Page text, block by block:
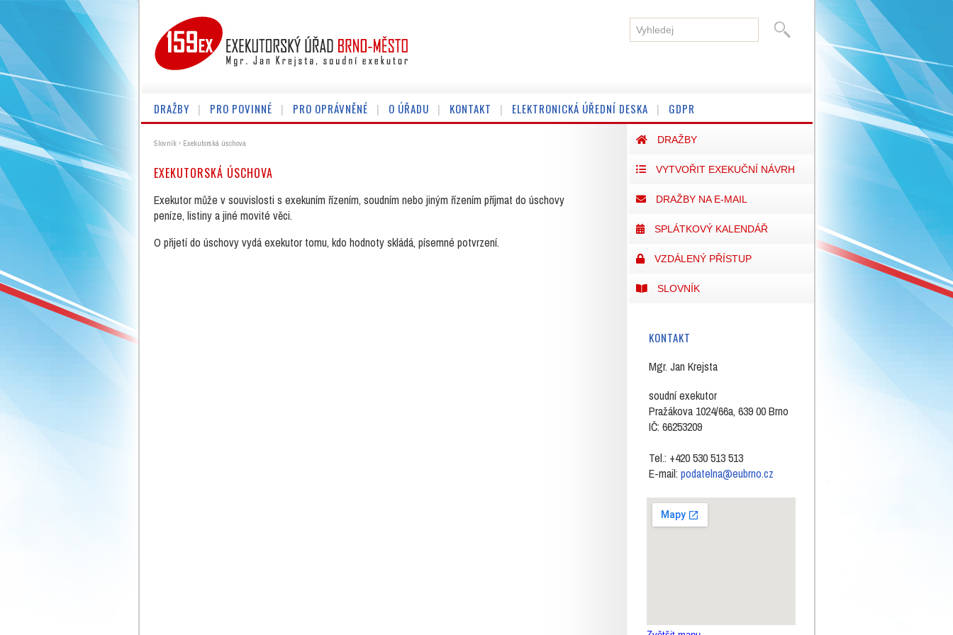
DRAŽBY PRO POVINNÉ PRO OPRÁVNĚNÉ O ÚŘADU KONTAKT ELEKTRONICKÁ ÚŘEDNÍ DESKA GDPR
DRAŽBY
VYTVOŘIT EXEKUČNÍ NÁVRH
DRAŽBY NA E-MAIL
SPLÁTKOVÝ KALENDÁŘ
VZDÁLENÝ PŘÍSTUP
SLOVNÍK
KONTAKT
Mgr. Jan Krejsta
soudní exekutor
Pražákova 1024/66a, 639 00 Brno
IČ: 66253209
Tel.: +420 530 513 513
E-mail: podatelna@eubrno.cz
Slovník› Exekutorská úschova
EXEKUTORSKÁ ÚSCHOVA
Exekutor může v souvislosti s exekuním řízením, soudním nebo jiným řízením příjmat do úschovy
peníze, listiny a jiné movité věci.
O přijetí do úschovy vydá exekutor tomu, kdo hodnoty skládá, písemné potvrzení.